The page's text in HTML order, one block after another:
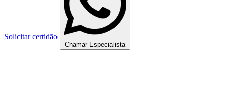
Solicitar certidão
Chamar Especialista